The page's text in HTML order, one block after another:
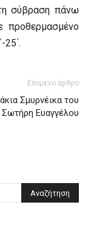
σύβραση πάνω
προθερμασμένο
25΄.
Επόμενο άρθρο
Σμυρνέικα του
Σωτήρη Ευαγγέλου